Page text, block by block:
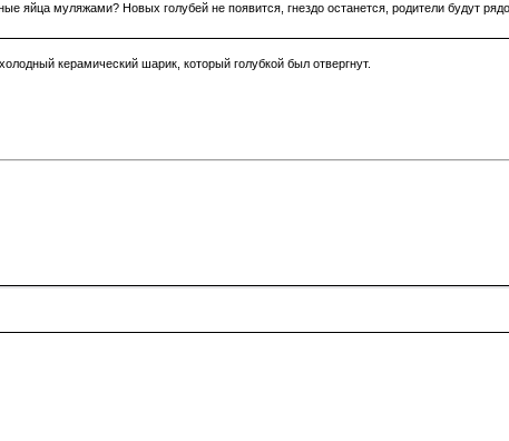
яйца муляжами? Новых голубей не появится, гнездо останется, родители будут
керамический шарик, который голубкой был отвергнут.